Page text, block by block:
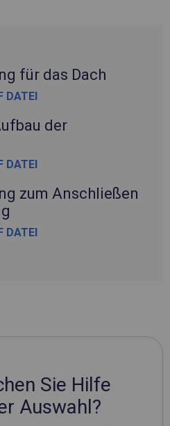
für das Dach
DATEI
der
DATEI
zum Anschließen
DATEI
Sie Hilfe
Auswahl?